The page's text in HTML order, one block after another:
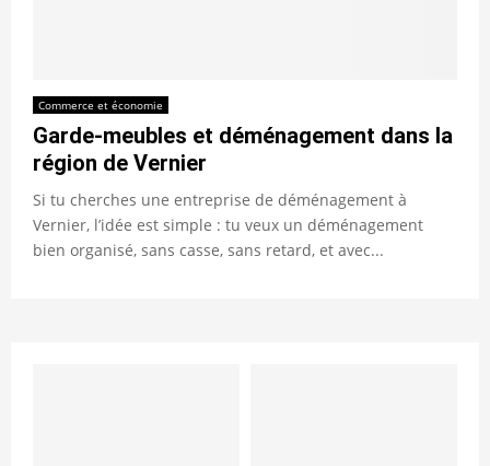
Commerce et économie
Garde-meubles et déménagement dans la
région de Vernier
Si tu cherches une entreprise de déménagement à
Vernier, l’idée est simple : tu veux un déménagement
bien organisé, sans casse, sans retard, et avec...